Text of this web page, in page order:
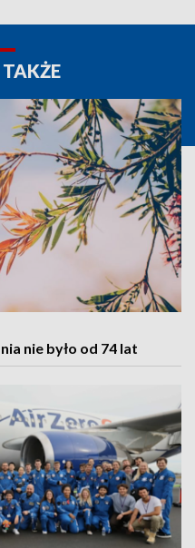
nie było od 74 lat